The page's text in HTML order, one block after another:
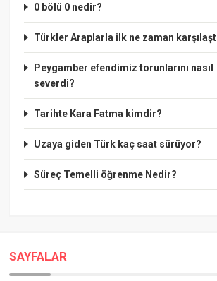
0 bölü 0 nedir?
Türkler Araplarla ilk ne zaman
Peygamber efendimiz torunlarını nasıl
severdi?
Tarihte Kara Fatma kimdir?
Uzaya giden Türk kaç saat sürüyor?
Süreç Temelli öğrenme Nedir?
SAYFALAR